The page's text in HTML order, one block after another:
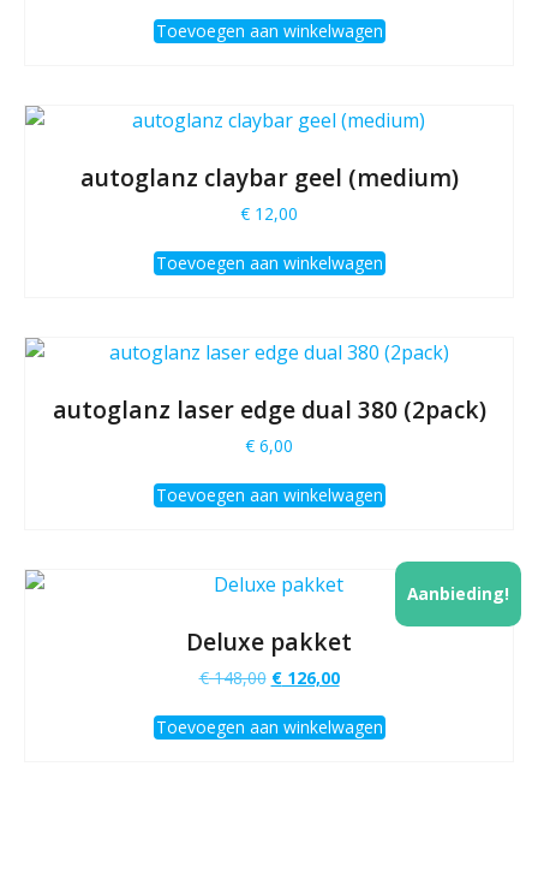
Toevoegen aan winkelwagen
autoglanz claybar geel (medium)
€ 12,00
Toevoegen aan winkelwagen
autoglanz laser edge dual 380 (2pack)
€ 6,00
Toevoegen aan winkelwagen
Aanbieding!
Deluxe pakket
€148,00 Oorspronkelijke
was:
€126,00Huidige
is:
Toevoegen aan winkelwagen